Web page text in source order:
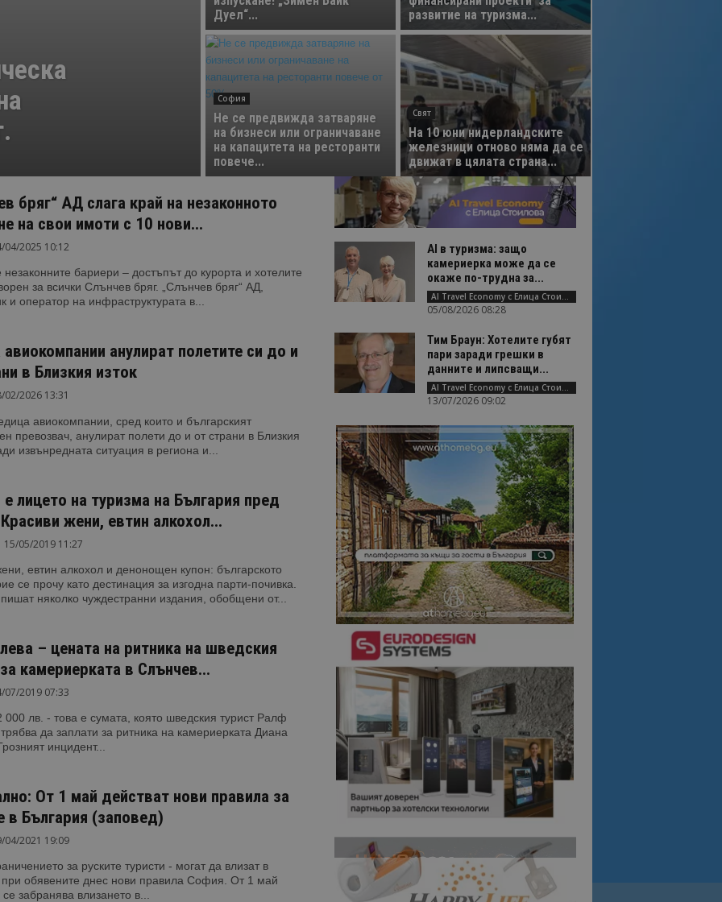
Дуел“...
развитие на туризма...
София
Не се предвижда затваряне
на бизнеси или ограничаване
на капацитета на ресторанти
повече...
Свят
На 10 юни нидерландските
железници отново няма да се
движат в цялата страна...
бряг“ АД слага край на незаконното
на свои имоти с 10 нови...
04/2025 10:12
бариери – достъпът до курорта и хотелите
за всички Слънчев бряг. „Слънчев бряг“ АД,
и оператор на инфраструктурата в...
анулират полетите си до и
в Близкия изток
02/2026 13:31
авиокомпании, сред които и българският
превозвач, анулират полети до и от страни в Близкия
извънредната ситуация в региона и...
е лицето на туризма на България пред
жени, евтин алкохол...
15/05/2019 11:27
евтин алкохол и денонощен купон: българското
се прочу като дестинация за изгодна парти-почивка.
пишат няколко чуждестранни издания, обобщени от...
– цената на ритника на шведския
камериерката в Слънчев...
07/2019 07:33
000 лв. - това е сумата, която шведския турист Ралф
да заплати за ритника на камериерката Диана
инцидент...
От 1 май действат нови правила за
в България (заповед)
04/2021 19:09
за руските туристи - могат да влизат в
при обявените днес нови правила София. От 1 май
забранява влизането в...
AI в туризма: защо
камериерка може да се
окаже по-трудна за...
AI Travel Economy с Елица Стоилова
05/08/2026 08:28
Тим Браун: Хотелите губят
пари заради грешки в
данните и липсващи...
AI Travel Economy с Елица Стоилова
13/07/2026 09:02